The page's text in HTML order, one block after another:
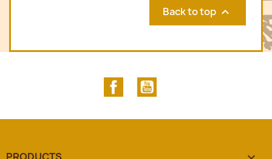
Back to top 
Facebook